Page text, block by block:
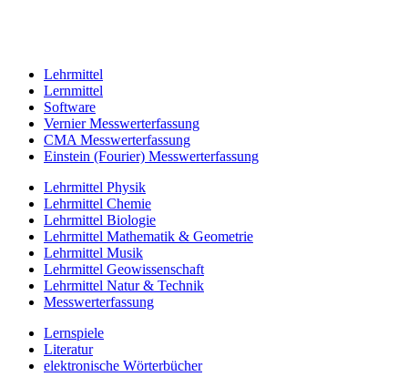
Lehrmittel
Lernmittel
Software
Vernier Messwerterfassung
CMA Messwerterfassung
Einstein (Fourier) Messwerterfassung
Lehrmittel Physik
Lehrmittel Chemie
Lehrmittel Biologie
Lehrmittel Mathematik & Geometrie
Lehrmittel Musik
Lehrmittel Geowissenschaft
Lehrmittel Natur & Technik
Messwerterfassung
Lernspiele
Literatur
elektronische Wörterbücher